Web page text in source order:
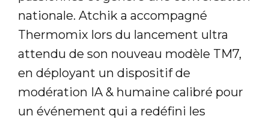
nationale. Atchik a accompagné
Thermomix lors du lancement ultra
attendu de son nouveau modèle TM7,
en déployant un dispositif de
modération IA & humaine calibré pour
un événement qui a redéfini les